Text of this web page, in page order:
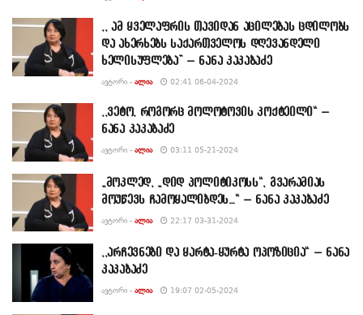
,, ამ ყველაფრის თავიდან აცილებას ცდილობს
და ახერხებს საქართველოს დღევანდელი
ხელისუფლება” – ნანა კაკაბაძე
ᲐᲕᲢᲝᲠᲘ - ᲐᲚᲘᲐ 02:41 06-04-2024
,,ვეტო, როგორც მოლოტოვის კოქტეილი“ –
ნანა კაკაბაძე
ᲐᲕᲢᲝᲠᲘ - ᲐᲚᲘᲐ 03:11 05-21-2024
„მოკლედ, „დიდ პოლიტიკოსს“, გვარამიას
მოუწევს ჩამოყალიბდეს…“ – ნანა კაკაბაძე
ᲐᲕᲢᲝᲠᲘ - ᲐᲚᲘᲐ 22:17 03-31-2024
,,არჩევნები და ყარტა-ყურტა ოპოზიცია“ – ნანა
კაკაბაძე
ᲐᲕᲢᲝᲠᲘ - ᲐᲚᲘᲐ 19:07 02-05-2024